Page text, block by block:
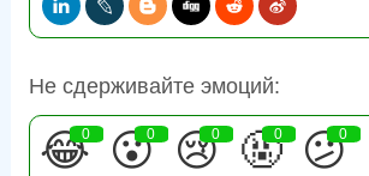
Не сдерживайте эмоций:
😂
0 😮
0 😢
0 🤬
0 😕
0